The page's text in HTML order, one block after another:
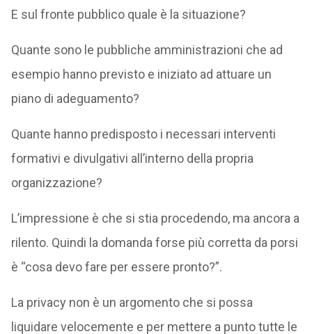
E sul fronte pubblico quale è la situazione?
Quante sono le pubbliche amministrazioni che ad
esempio hanno previsto e iniziato ad attuare un
piano di adeguamento?
Quante hanno predisposto i necessari interventi
formativi e divulgativi all’interno della propria
organizzazione?
L’impressione è che si stia procedendo, ma ancora a
rilento. Quindi la domanda forse più corretta da porsi
è “cosa devo fare per essere pronto?”.
La privacy non è un argomento che si possa
liquidare velocemente e per mettere a punto tutte le